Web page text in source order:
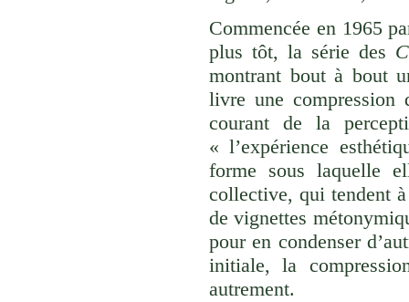
Commencée en 1965
plus tôt, la série des
montrant bout à bout
livre une compression
courant de la
« l’expérience
forme sous laquelle
collective, qui tendent
de vignettes
pour en condenser
initiale, la
autrement.